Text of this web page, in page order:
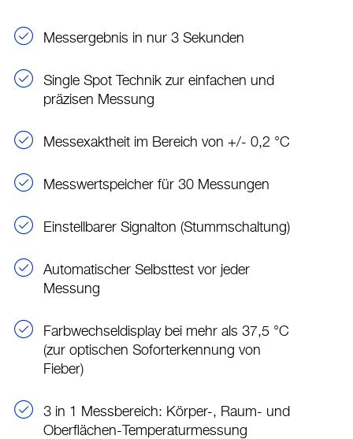
Messergebnis in nur 3 Sekunden
Single Spot Technik zur einfachen und
präzisen Messung
Messexaktheit im Bereich von +/- 0,2 °C
Messwertspeicher für 30 Messungen
Einstellbarer Signalton (Stummschaltung)
Automatischer Selbsttest vor jeder
Messung
Farbwechseldisplay bei mehr als 37,5 °C
(zur optischen Soforterkennung von
Fieber)
3 in 1 Messbereich: Körper-, Raum- und
Oberflächen-Temperaturmessung